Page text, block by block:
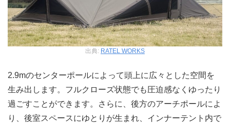
出典: RATEL WORKS
2.9mのセンターポールによって頭上に広々とした空間を
生み出します。フルクローズ状態でも圧迫感なくゆったり
過ごすことができます。さらに、後方のアーチポールによ
り、後室スペースにゆとりが生まれ、インナーテント内で